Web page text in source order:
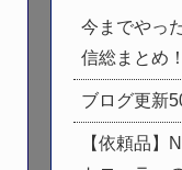
今までやっ
信総まとめ
ブログ更新
【依頼品】